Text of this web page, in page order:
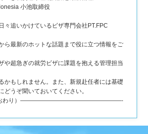
小池取締役
々追いかけているビザ専門会社PT.FPC
ら最新のホットな話題まで役に立つ情報をご
や超急ぎの就労ビザに課題を抱える管理担当
かもしれません。また、新規赴任者には基礎
どうぞ聞いておいてください。
おわり）—————————————————-